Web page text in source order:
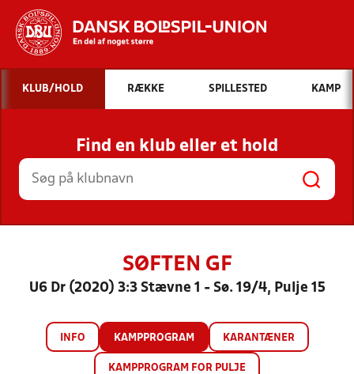
Hvad vil du søge efter?
INDHOLD OG NYHEDER
STILLINGER, RESULTATER, KLUBBER OG
HOLD
KLUB/HOLD RÆKKE SPILLESTED KAMP
Find en klub eller et hold
SØFTEN GF
U6 Dr (2020) 3:3 Stævne 1 - Sø. 19/4, Pulje 15
INFO KAMPPROGRAM KARANTÆNER
KAMPPROGRAM FOR PULJE